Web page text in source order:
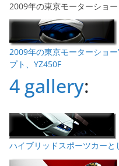
2009年の東京モーターショ
2009年の東京モーターショ
プト、YZ450F
4 gallery:
ハイブリッドスポーツカーと